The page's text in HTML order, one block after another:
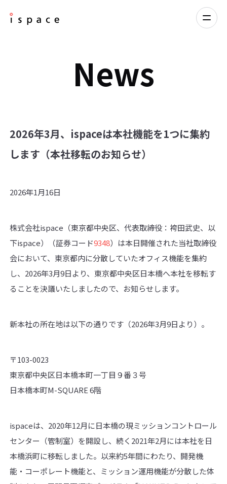
News
2026年3月、ispaceは本社機能を1つに集約
します（本社移転のお知らせ）
2026年1月16日
株式会社ispace（東京都中央区、代表取締役：袴田武史、以
下ispace）（証券コード9348）は本日開催された当社取締役
会において、東京都内に分散していたオフィス機能を集約
し、2026年3月9日より、東京都中央区日本橋へ本社を移転す
ることを決議いたしましたので、お知らせします。
新本社の所在地は以下の通りです（2026年3月9日より）。
〒103-0023
東京都中央区日本橋本町一丁目９番３号
日本橋本町M-SQUARE 6階
ispaceは、2020年12月に日本橋の現ミッションコントロール
センター（管制室）を開設し、続く2021年2月には本社を日
本橋浜町に移転しました。以来約5年間にわたり、開発機
能・コーポレート機能と、ミッション運用機能が分散した体